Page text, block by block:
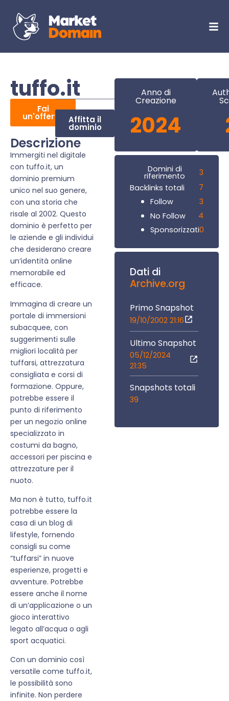
tuffo.it
Fai
un'offerta Affitta il
dominio
Descrizione
Immergiti nel digitale
con tuffo.it, un
dominio premium
unico nel suo genere,
con una storia che
risale al 2002. Questo
dominio è perfetto per
le aziende e gli individui
che desiderano creare
un’identità online
memorabile ed
efficace.
Immagina di creare un
portale di immersioni
subacquee, con
suggerimenti sulle
migliori località per
tuffarsi, attrezzatura
consigliata e corsi di
formazione. Oppure,
potrebbe essere il
punto di riferimento
per un negozio online
specializzato in
costumi da bagno,
accessori per piscina e
attrezzature per il
nuoto.
Ma non è tutto, tuffo.it
potrebbe essere la
casa di un blog di
lifestyle, fornendo
consigli su come
“tuffarsi” in nuove
esperienze, progetti e
avventure. Potrebbe
essere anche il nome
di un’applicazione o un
gioco interattivo
legato all’acqua o agli
sport acquatici.
Con un dominio così
versatile come tuffo.it,
le possibilità sono
infinite. Non perdere
Anno di
Creazione
2024
Domini di
riferimento
3
Backlinks totali
7
Follow
3
No Follow
4
Sponsorizzati0
Dati di
Archive.org
Primo Snapshot
19/10/2002 21:16
Ultimo Snapshot
05/12/2024
21:35
Snapshots totali
39